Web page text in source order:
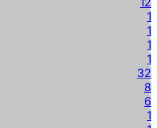
1
1
1
1
32
8
6
1